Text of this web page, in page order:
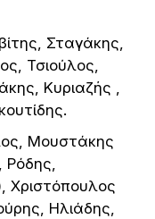
Σταγάκης,
Τσιούλος,
Κυριαζής ,
Μουστάκης
Ρόδης,
Χριστόπουλος
Ηλιάδης,